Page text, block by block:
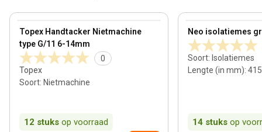
Topex Handtacker Nietmachine
type G/11 6-14mm
0
Topex
Soort: Nietmachine
12 stuks op voorraad
View product Neo isolatiemes
Soort: Isolatiemes
Lengte (in mm): 415
14 stuks op
View product